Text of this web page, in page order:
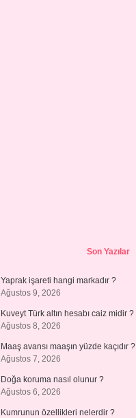
SidebarSon Yazılar
Yaprak işareti hangi markadır ?
Ağustos 9, 2026
Kuveyt Türk altın hesabı caiz midir ?
Ağustos 8, 2026
Maaş avansı maaşın yüzde kaçıdır ?
Ağustos 7, 2026
Doğa koruma nasıl olunur ?
Ağustos 6, 2026
Kumrunun özellikleri nelerdir ?